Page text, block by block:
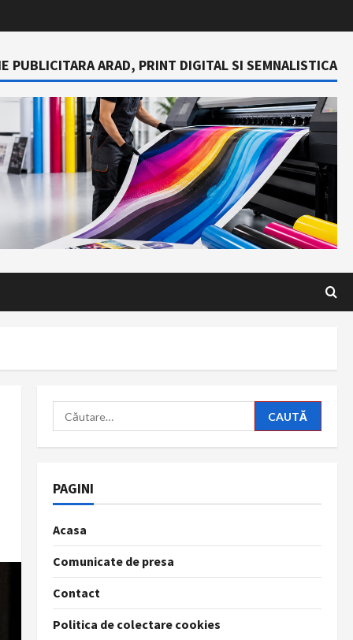
PUBLICITARA ARAD, PRINT DIGITAL SI SEMNALISTICA
Caută
după:
PAGINI
Acasa
Comunicate de presa
Contact
Politica de colectare cookies